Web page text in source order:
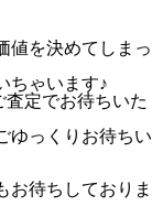
値を決めてしまっ
ちゃいます♪
査定でお待ちいた
ゆっくりお待ちい
お待ちしておりま